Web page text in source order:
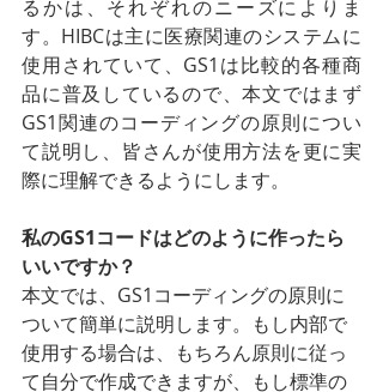
るかは、それぞれのニーズによりま
す。HIBCは主に医療関連のシステムに
使用されていて、GS1は比較的各種商
品に普及しているので、本文ではまず
GS1関連のコーディングの原則につい
て説明し、皆さんが使用方法を更に実
際に理解できるようにします。
私のGS1コードはどのように作ったら
いいですか？
本文では、GS1コーディングの原則に
ついて簡単に説明します。もし内部で
使用する場合は、もちろん原則に従っ
て自分で作成できますが、もし標準の